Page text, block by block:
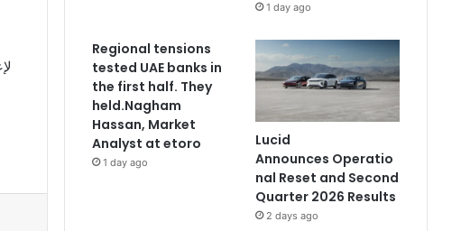
1 day ago
Regional tensions
tested UAE banks in
the first half. They
held.Nagham
Hassan, Market
Analyst at etoro
1 day ago
Lucid
Announces Operatio
nal Reset and Second
Quarter 2026 Results
2 days ago